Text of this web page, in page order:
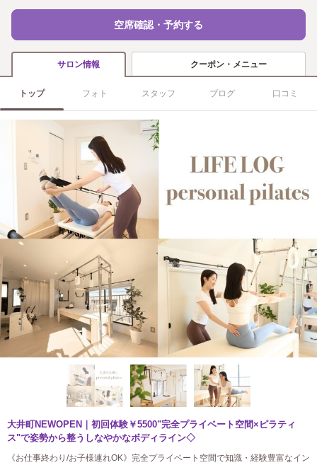
空席確認・予約する
サロン情報 クーポン・メニュー
トップ フォト スタッフ ブログ 口コミ
大井町NEWOPEN｜初回体験￥5500"完全プライベート空間×ピラティ
ス"で姿勢から整うしなやかなボディライン◇
《お仕事終わり/お子様連れOK》完全プライベート空間で知識・経験豊富なイン